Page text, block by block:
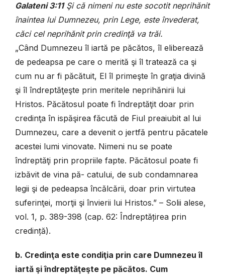
Galateni 3:11Şi că nimeni nu este socotit neprihănit
înaintea lui Dumnezeu, prin Lege, este învederat,
căci cel neprihănit prin credinţă va trăi.
„Când Dumnezeu îl iartă pe păcătos, îl eliberează
de pedeapsa pe care o merită şi îl tratează ca şi
cum nu ar fi păcătuit, El îl primeşte în graţia divină
şi îl îndreptăţeşte prin meritele neprihănirii lui
Hristos. Păcătosul poate fi îndreptăţit doar prin
credinţa în ispăşirea făcută de Fiul preaiubit al lui
Dumnezeu, care a devenit o jertfă pentru păcatele
acestei lumi vinovate. Nimeni nu se poate
îndreptăţi prin propriile fapte. Păcătosul poate fi
izbăvit de vina pă- catului, de sub condamnarea
legii şi de pedeapsa încălcării, doar prin virtutea
suferinţei, morţii şi învierii lui Hristos.” – Solii alese,
vol. 1, p. 389-398 (cap. 62: Îndreptățirea prin
credință).
b. Credinţa este condiţia prin care Dumnezeu îl
iartă şi îndreptăţeşte pe păcătos. Cum